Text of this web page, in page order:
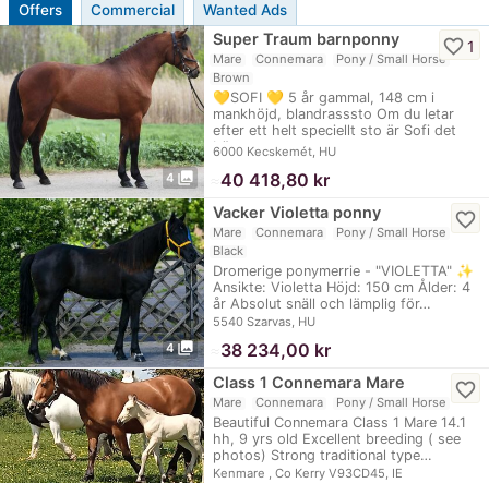
Offers Commercial Wanted Ads
4 photo_library
Super Traum barnponny
Mare Connemara
Pony / Small Horse
Brown
💛SOFI 💛 5 år gammal, 148 cm i
mankhöjd, blandrasssto Om du letar
efter ett helt speciellt sto är Sofi det
bästa…
6000 Kecskemét, HU
favorite_border1
40 418,80 kr
4 photo_library
Vacker Violetta ponny
Mare Connemara
Pony / Small Horse
Black
Dromerige ponymerrie - "VIOLETTA" ✨
Ansikte: Violetta Höjd: 150 cm Ålder: 4
år Absolut snäll och lämplig för…
5540 Szarvas, HU
favorite_border
38 234,00 kr
Class 1 Connemara Mare
Mare Connemara Pony / Small Horse
Beautiful Connemara Class 1 Mare 14.1
hh, 9 yrs old Excellent breeding ( see
photos) Strong traditional type…
Kenmare , Co Kerry V93CD45, IE
favorite_border